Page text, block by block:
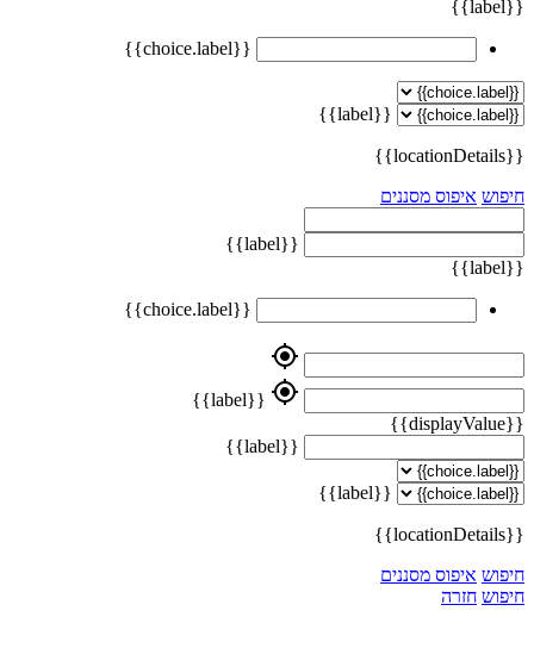
{{label}}
{{choice.label}}
{{label}}
{{locationDetails}}
חיפוש איפוס מסננים
{{label}}
{{label}}
{{choice.label}}
my_location
my_location
{{label}}
{{displayValue}}
{{label}}
{{label}}
{{locationDetails}}
חיפוש איפוס מסננים
חיפוש חזרה